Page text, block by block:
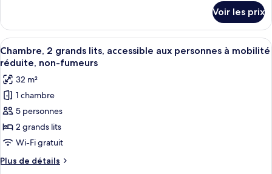
très
grand
lit,
accessible
aux
personnes
à
mobilité
réduite,
non-
fumeurs
le
type
de
chambre
Chambre,
très
grand
lit,
accessible
personnes
à
mobilité
Voir les prix
Afficher
toutes
les
photos
pour
ce
type
de
chambre :
Chambre,
Une chambre d’hôtel avec deux
6
Chambre, 2 grands lits, accessible aux personnes à mobilité
réduite, non-fumeurs
32 m²
1 chambre
5 personnes
2 grands lits
Wi-Fi gratuit
Plus de détails
Plus